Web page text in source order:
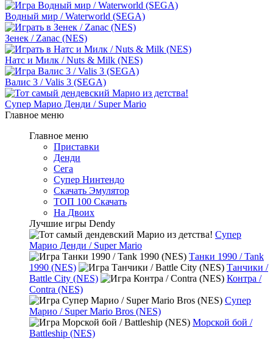
Водный мир / Waterworld (SEGA)
Зенек / Zanac (NES)
Натс и Милк / Nuts & Milk (NES)
Валис 3 / Valis 3 (SEGA)
Супер Марио Денди / Super Mario
Главное меню
Главное меню
Приставки
Денди
Сега
Супер Нинтендо
Скачать Эмулятор
ТОП 100 Скачать
На Двоих
Лучшие игры Dendy
Супер
Марио Денди / Super Mario
Танки 1990 / Tank
1990 (NES)
Танчики /
Battle City (NES)
Контра /
Contra (NES)
Супер
Марио / Super Mario Bros (NES)
Морской бой /
Battleship (NES)